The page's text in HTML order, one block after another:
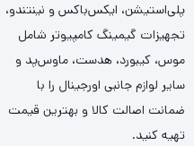
پلی‌استیشن، ایکس‌باکس و نینتندو،
تجهیزات گیمینگ کامپیوتر شامل
موس، کیبورد، هدست، ماوس‌پد و
سایر لوازم جانبی اورجینال را با
ضمانت اصالت کالا و بهترین قیمت
تهیه کنید.